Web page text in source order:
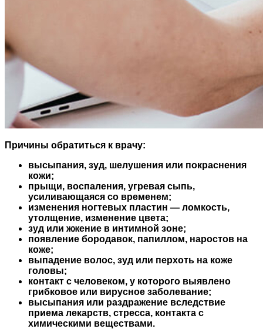
Причины обратиться к врачу:
высыпания, зуд, шелушения или покраснения
кожи;
прыщи, воспаления, угревая сыпь,
усиливающаяся со временем;
изменения ногтевых пластин — ломкость,
утолщение, изменение цвета;
зуд или жжение в интимной зоне;
появление бородавок, папиллом, наростов на
коже;
выпадение волос, зуд или перхоть на коже
головы;
контакт с человеком, у которого выявлено
грибковое или вирусное заболевание;
высыпания или раздражение вследствие
приема лекарств, стресса, контакта с
химическими веществами.